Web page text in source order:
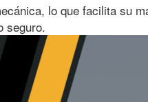
lo que facilita su
seguro.